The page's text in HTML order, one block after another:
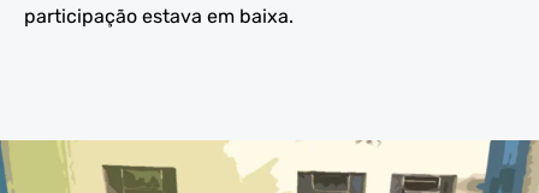
participação estava em baixa.